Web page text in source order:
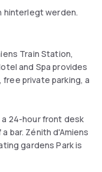
hinterlegt werden.
Train Station,
and Spa provides
private parking, a
24-hour front desk
bar. Zénith d'Amiens
gardens Park is